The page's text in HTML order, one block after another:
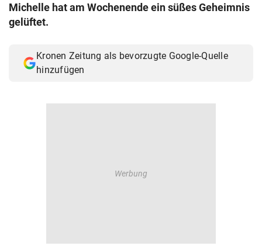
Michelle hat am Wochenende ein süßes Geheimnis
gelüftet.
Kronen Zeitung als bevorzugte Google-Quelle
hinzufügen